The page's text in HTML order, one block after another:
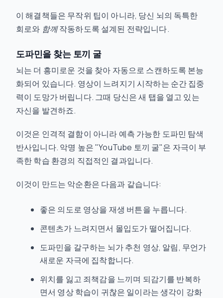
이 해결책들은 무작위 팁이 아니라, 당신 뇌의 독특한
회로와 함께작동하도록 설계된 전략입니다.
도파민을 찾는 토끼 굴
뇌는 더 흥미로운 것을 찾아 자동으로 스캔하도록 본능
화되어 있습니다. 영상이 느려지기 시작하는 순간 집중
력이 도망가 버립니다. 그때 당신은 새 탭을 열고 있는
자신을 발견하죠.
이것은 인격적 결함이 아니라 예측 가능한 도파민 탐색
반사입니다. 악명 높은 "YouTube 토끼 굴"은 자극이 부
족한 학습 환경의 직접적인 결과입니다.
이것이 만드는 악순환은 다음과 같습니다:
좋은 의도로 영상을 재생 버튼을 누릅니다.
콘텐츠가 느려지면서 몰입도가 떨어집니다.
도파민을 갈구하는 뇌가 추천 영상, 알림, 무언가
새로운 자극에 집착합니다.
위치를 잃고 죄책감을 느끼며 되감기를 반복하
면서 영상 학습이 귀찮은 일이라는 생각이 강화